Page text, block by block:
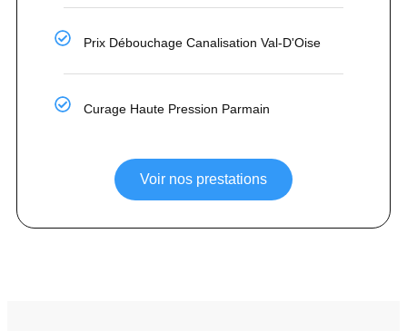
Prix Débouchage Canalisation Val-D'Oise
Curage Haute Pression Parmain
Voir nos prestations